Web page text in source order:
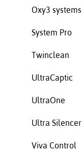
Oxy3 systems
System Pro
Twinclean
UltraCaptic
UltraOne
Ultra Silencer
Viva Control